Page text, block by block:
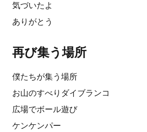
気づいたよ
ありがとう
再び集う場所
僕たちが集う場所
お山のすべりダイブランコ
広場でボール遊び
ケンケンパー